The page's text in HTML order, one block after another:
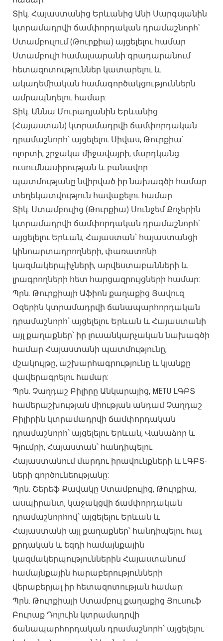
Տիկ. Հայաստանից Երևանից Անի Սարգսյանին
կտրամադրվի ճամփորդական դրամաշնորհ՝
Ստամբուլում (Թուրքիա) այցելելու համար
Ստամբուլի համալսարանի գրադարանում
հետազոտություններ կատարելու և
ակադեմիական համագործակցություններն
ամրապնդելու համար:
Տիկ. Աննա Մուրադյանին Երևանից
(Հայաստան) կտրամադրվի ճամփորդական
դրամաշնորհ՝ այցելելու Սիվաս, Թուրքիա՝
ոլորտի, շրջակա միջավայրի, մարդկանց
ուսումնասիրության և բանավոր
պատմությանը նվիրված իր նախագծի համար
տեղեկատվություն հավաքելու համար:
Տիկ. Ստամբուլից (Թուրքիա) Սունջեմ Քոչերին
կտրամադրվի ճամփորդական դրամաշնորհ՝
այցելելու Երևան, Հայաստան՝ հայաստանցի
կինոարտադրողների, փառատոնի
կազմակերպիչների, արվեստաբանների և
լրագրողների հետ հարցազրույցների համար:
Պրն. Թուրքիայի Աֆիոն քաղաքից Յավուզ
Օզերին կտրամադրվի ճանապարհորդական
դրամաշնորհ՝ այցելելու Երևան և Հայաստանի
այլ քաղաքներ՝ իր լուսանկարչական նախագծի
համար Հայաստանի պատմությունը,
մշակույթը, աշխարհագրությունը և կյանքը
վավերագրելու համար:
Պրն. Չաղդաշ Բիլիրը Անկարայից, METU ԼԳԲՏ
համերաշխության միության անդամ Չաղդաշ
Բիլիրին կտրամադրվի ճամփորդական
դրամաշնորհ՝ այցելելու Երևան, Վանաձոր և
Գյումրի, Հայաստան՝ հանդիպելու
Հայաստանում մարդու իրավունքների և ԼԳԲՏ-
ների գործունեությանը:
Պրն. Շերեֆ Քավակը Ստամբուլից, Թուրքիա,
ասպիրանտ, կաջակցվի ճամփորդական
դրամաշնորհով՝ այցելելու Երևան և
Հայաստանի այլ քաղաքներ՝ հանդիպելու հայ,
քրդական և եզդի համայնքային
կազմակերպություններին Հայաստանում
համայնքային հարաբերությունների
վերաբերյալ իր հետազոտության համար:
Պրն. Թուրքիայի Ստամբուլ քաղաքից Յուսուֆ
Բուրաք Դոլուին կտրամադրվի
ճանապարհորդական դրամաշնորհ՝ այցելելու